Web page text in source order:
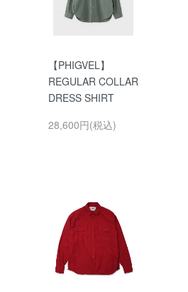
【PHIGVEL】
REGULAR COLLAR
DRESS SHIRT
28,600円(税込)